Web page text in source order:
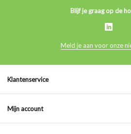
Blijf je graag op de
Meld je aan voor onze
Klantenservice
Mijn account